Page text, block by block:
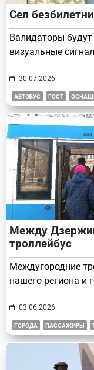
Сел
Валидаторы
визуальные
30.07.2026
АВТОБУС ГОСТ
Между
троллейбус
Междугородние
нашего региона и
03.06.2026
ГОРОДА ПАССАЖИРЫ